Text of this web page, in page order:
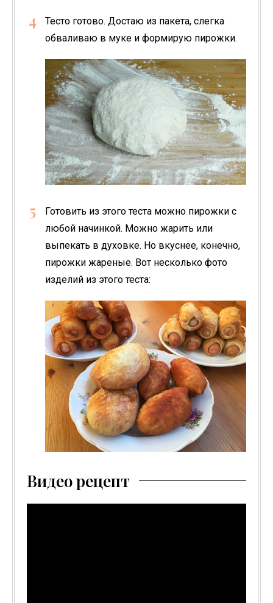
Тесто готово. Достаю из пакета, слегка
обваливаю в муке и формирую пирожки.
Готовить из этого теста можно пирожки с
любой начинкой. Можно жарить или
выпекать в духовке. Но вкуснее, конечно,
пирожки жареные. Вот несколько фото
изделий из этого теста:
Видео рецепт